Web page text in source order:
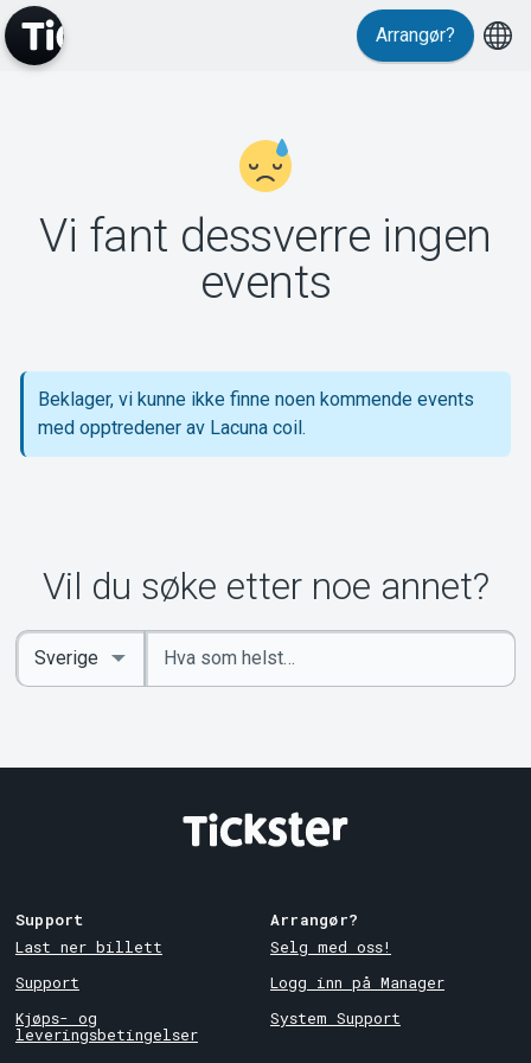
Support
Om Tickster
Arrangør?
Vi fant dessverre ingen
events
Beklager, vi kunne ikke finne noen kommende events
med opptredener av Lacuna coil.
Vil du søke etter noe annet?
Angi
nøkkelord
Select
Country
Support
Last ner billett
Support
Kjøps- og
leveringsbetingelser
Arrangør?
Selg med oss!
Logg inn på Manager
System Support